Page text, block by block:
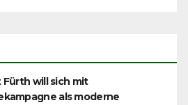
Fürth will sich mit
als moderne